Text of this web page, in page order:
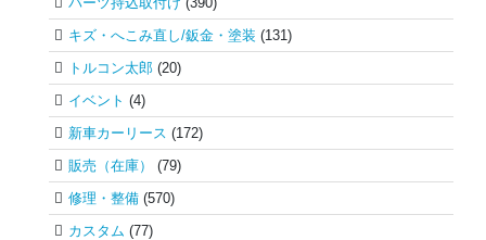
キズ・へこみ直し/鈑金・塗装 (131)
トルコン太郎 (20)
イベント (4)
新車カーリース (172)
販売（在庫）
(79)
修理・整備 (570)
カスタム (77)